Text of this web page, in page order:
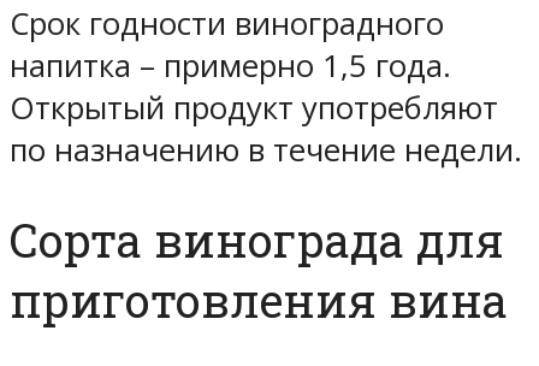
Срок годности виноградного
напитка – примерно 1,5 года.
Открытый продукт употребляют
по назначению в течение недели.
Сорта винограда для
приготовления вина